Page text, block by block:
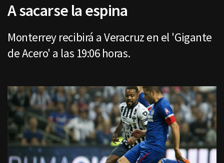
A sacarse la espina
Monterrey recibirá a Veracruz en el 'Gigante
de Acero' a las 19:06 horas.